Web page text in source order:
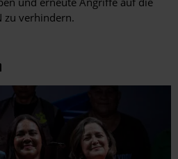
zu verhindern.